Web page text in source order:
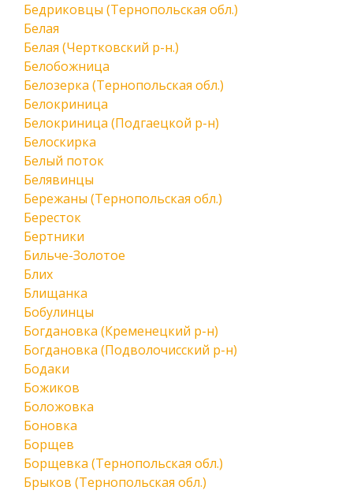
Бедриковцы (Тернопольская обл.)
Белая
Белая (Чертковский р-н.)
Белобожница
Белозерка (Тернопольская обл.)
Белокриница
Белокриница (Подгаецкой р-н)
Белоскирка
Белый поток
Белявинцы
Бережаны (Тернопольская обл.)
Бересток
Бертники
Бильче-Золотое
Блих
Блищанка
Бобулинцы
Богдановка (Кременецкий р-н)
Богдановка (Подволочисский р-н)
Бодаки
Божиков
Боложовка
Боновка
Борщев
Борщевка (Тернопольская обл.)
Брыков (Тернопольская обл.)